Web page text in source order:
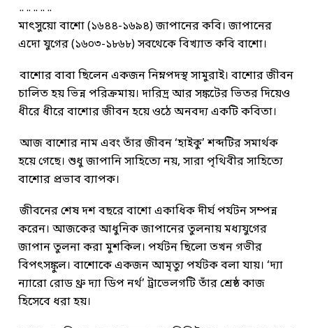
.. .. .. .. ..
মাৎসুয়ো বাশো (১৬৪৪-১৬৯৪) জাপানের কবি। জাপানের
এদো যুগের (১৬০৩-১৮৬৮) সবথেকে বিখ্যাত কবি বাশো।
বাশোর বাবা ছিলেন একজন নিম্নপদস্থ সামুরাই। বাশোর জীবন
চালিত হয় ভিন্ন পরিক্রমায়। দারিদ্র আর সঙ্কটের ভিতর দিয়েও
ধীরে ধীরে বাশোর জীবন হয়ে ওঠে অনবদ্য একটি কবিতা।
আজ বাশোর নাম এবং তাঁর জীবন ‘হাইকু’ শব্দটির সমার্থক
হয়ে গেছে। শুধু জাপানি সাহিত্যে নয়, সারা পৃথিবীর সাহিত্যে
বাশোর প্রভাব ব্যাপক।
জীবনের শেষ দশ বছরে বাশো একাধিক দীর্ঘ পর্যটন সম্পন্ন
করেন। আজকের আধুনিক জাপানের তুলনায় মধ্যযুগের
জাপান তুলনা করা মুশকিল। পর্যটন ছিলো তখন গভীর
বিপৎসঙ্কুল। বাশোকে একজন আমৃত্যু পর্যটক বলা যায়। ‘দ্যা
ন্যারো রোড থ্রু দ্যা ডিপ নর্থ’ ট্রাভেলগটি তাঁর শ্রেষ্ঠ কাজ
হিসেবে ধরা হয়।